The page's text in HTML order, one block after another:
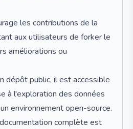
les contributions de la
aux utilisateurs de forker le
améliorations ou
dépôt public, il est accessible
à l'exploration des données
environnement open-source.
complète est